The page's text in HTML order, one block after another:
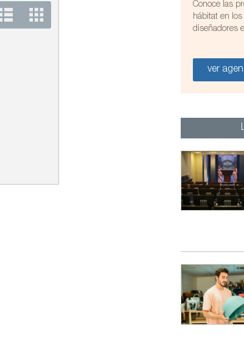
Colección Elephant diseñada por el estudio
Conoce las
hábitat en
diseñadores
ver